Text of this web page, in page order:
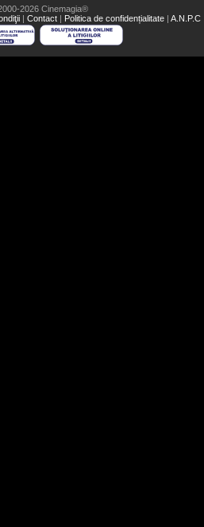
2026 Cinemagia®
| Contact | Politica de confidențialitate | A.N.P.C